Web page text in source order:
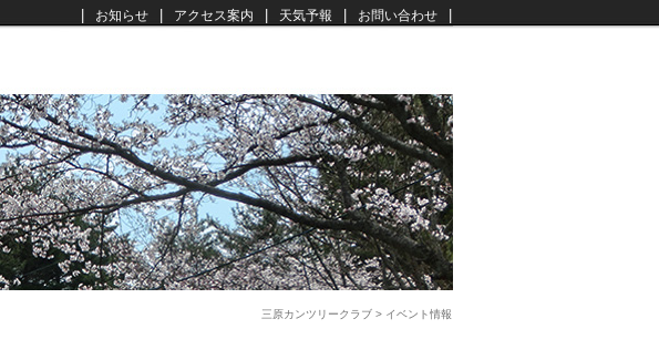
お知らせ アクセス案内 天気予報 お問い合わせ
三原カンツリークラブ > イベント情報